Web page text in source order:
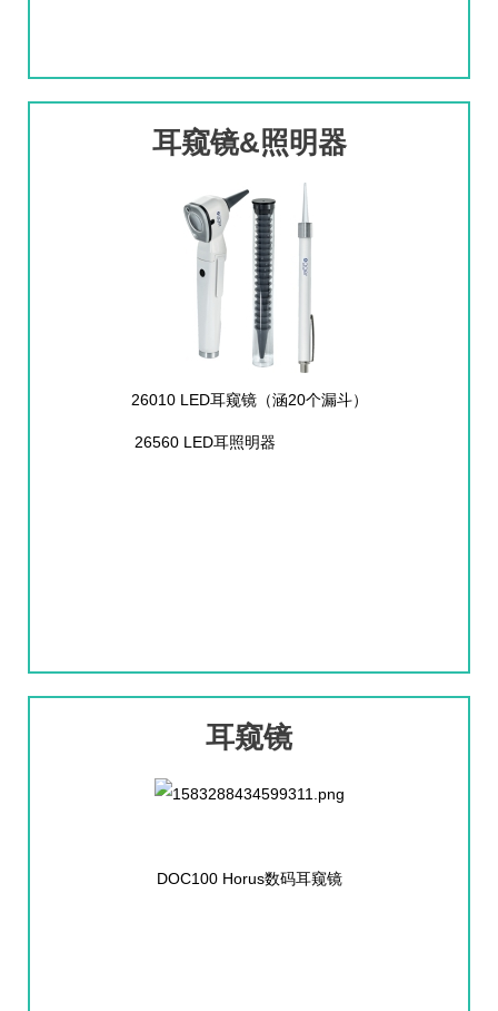
耳窥镜&照明器
26010 LED耳窥镜（涵20个漏斗）
26560 LED耳照明器
耳窥镜
DOC100 Horus数码耳窥镜